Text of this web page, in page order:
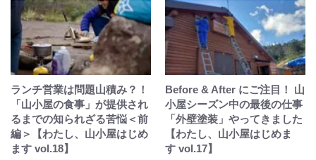
ランチ営業は問題山積み？！
「山小屋の食事」が提供され
るまでの知られざる苦悩＜前
編＞【わたし、山小屋はじめ
ます vol.18】
Before & After にご注目！ 山
小屋シーズン中の最後の仕事
「外壁塗装」やってきました
【わたし、山小屋はじめま
す vol.17】